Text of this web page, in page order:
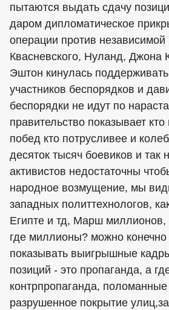
пытаются выдать сдачу
даром дипломатическое
операции против
Квасневского, Нуланд, Джона
Эштон кинулась
участников беспорядков и
беспорядки не идут по
правительство показывает
побед кто потрусливее и
десяток тысяч боевиков и так
активистов недостаточны
народное возмущение, мы
западных политтехнологов,
Египте и тд, Марш миллионов,
где миллионы? можно конечно
показывать выигрышные
позиций - это пропаганда, а
контрпропаганда, поломанные
разрушенное покрытие